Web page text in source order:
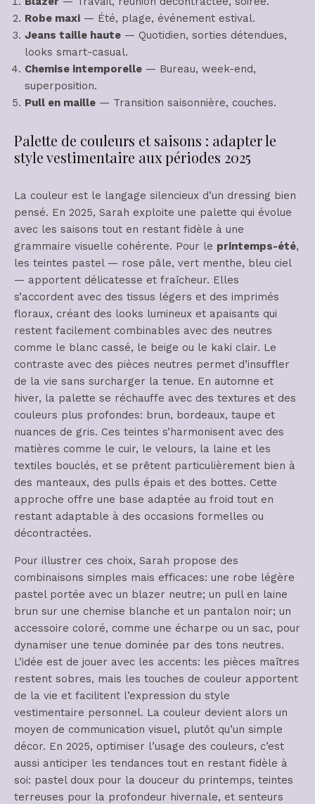
Robe maxi — Été, plage, événement estival.
Jeans taille haute — Quotidien, sorties détendues,
looks smart-casual.
Chemise intemporelle — Bureau, week-end,
superposition.
Pull en maille — Transition saisonnière, couches.
Palette de couleurs et saisons : adapter le
style vestimentaire aux périodes 2025
La couleur est le langage silencieux d’un dressing bien
pensé. En 2025, Sarah exploite une palette qui évolue
avec les saisons tout en restant fidèle à une
grammaire visuelle cohérente. Pour le printemps-été,
les teintes pastel — rose pâle, vert menthe, bleu ciel
— apportent délicatesse et fraîcheur. Elles
s’accordent avec des tissus légers et des imprimés
floraux, créant des looks lumineux et apaisants qui
restent facilement combinables avec des neutres
comme le blanc cassé, le beige ou le kaki clair. Le
contraste avec des pièces neutres permet d’insuffler
de la vie sans surcharger la tenue. En automne et
hiver, la palette se réchauffe avec des textures et des
couleurs plus profondes: brun, bordeaux, taupe et
nuances de gris. Ces teintes s’harmonisent avec des
matières comme le cuir, le velours, la laine et les
textiles bouclés, et se prêtent particulièrement bien à
des manteaux, des pulls épais et des bottes. Cette
approche offre une base adaptée au froid tout en
restant adaptable à des occasions formelles ou
décontractées.
Pour illustrer ces choix, Sarah propose des
combinaisons simples mais efficaces: une robe légère
pastel portée avec un blazer neutre; un pull en laine
brun sur une chemise blanche et un pantalon noir; un
accessoire coloré, comme une écharpe ou un sac, pour
dynamiser une tenue dominée par des tons neutres.
L’idée est de jouer avec les accents: les pièces maîtres
restent sobres, mais les touches de couleur apportent
de la vie et facilitent l’expression du style
vestimentaire personnel. La couleur devient alors un
moyen de communication visuel, plutôt qu’un simple
décor. En 2025, optimiser l’usage des couleurs, c’est
aussi anticiper les tendances tout en restant fidèle à
soi: pastel doux pour la douceur du printemps, teintes
terreuses pour la profondeur hivernale, et senteurs